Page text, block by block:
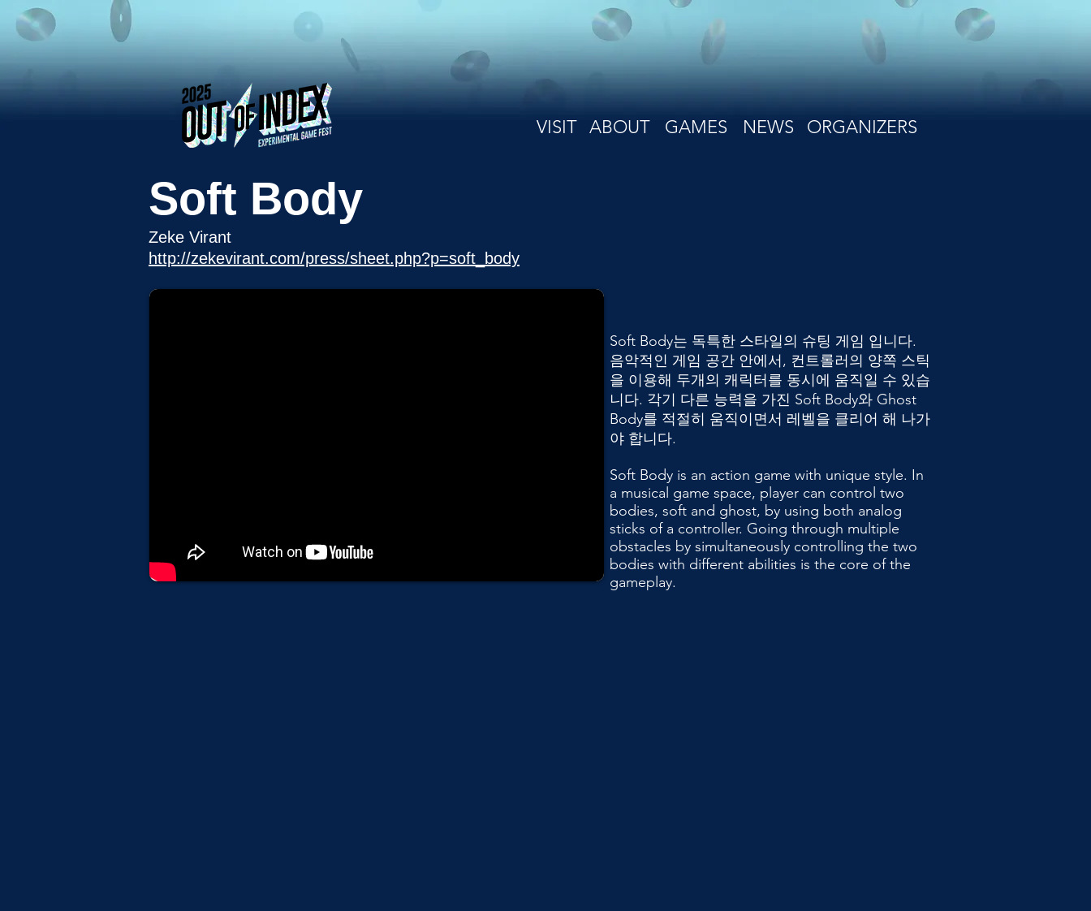
VISIT ABOUT GAMES NEWS ORGANIZERS
Soft Body
Zeke Virant
http://zekevirant.com/press/sheet.php?p=soft_body
Soft Body는 독특한 스타일의 슈팅 게임 입니다.
음악적인 게임 공간 안에서, 컨트롤러의 양쪽 스틱
을 이용해 두개의 캐릭터를 동시에 움직일 수 있습
니다. 각기 다른 능력을 가진 Soft Body와 Ghost
Body를 적절히 움직이면서 레벨을 클리어 해 나가
야 합니다.
Soft Body is an action game with unique style. In
a musical game space, player can control two
bodies, soft and ghost, by using both analog
sticks of a controller. Going through multiple
obstacles by simultaneously controlling the two
bodies with different abilities is the core of the
gameplay.